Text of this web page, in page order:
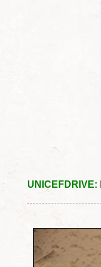
UNICEFDRIVE: